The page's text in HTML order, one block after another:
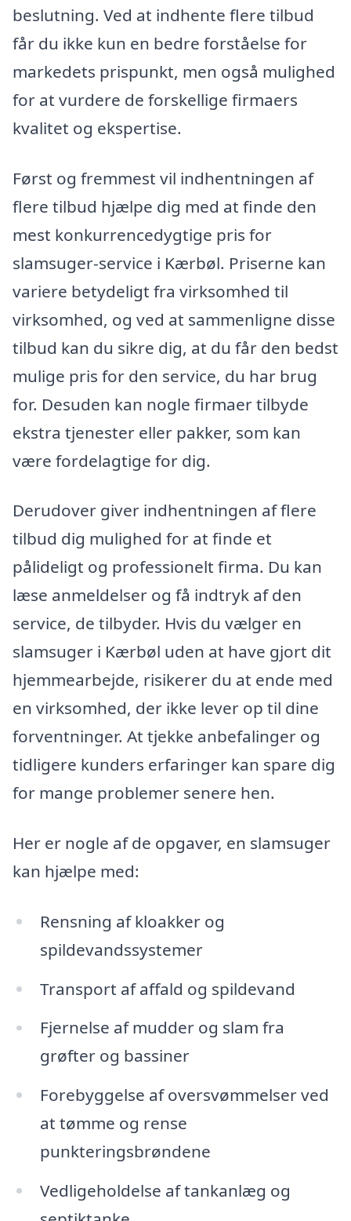
beslutning. Ved at indhente flere tilbud
får du ikke kun en bedre forståelse for
markedets prispunkt, men også mulighed
for at vurdere de forskellige firmaers
kvalitet og ekspertise.
Først og fremmest vil indhentningen af
flere tilbud hjælpe dig med at finde den
mest konkurrencedygtige pris for
slamsuger-service i Kærbøl. Priserne kan
variere betydeligt fra virksomhed til
virksomhed, og ved at sammenligne disse
tilbud kan du sikre dig, at du får den bedst
mulige pris for den service, du har brug
for. Desuden kan nogle firmaer tilbyde
ekstra tjenester eller pakker, som kan
være fordelagtige for dig.
Derudover giver indhentningen af flere
tilbud dig mulighed for at finde et
pålideligt og professionelt firma. Du kan
læse anmeldelser og få indtryk af den
service, de tilbyder. Hvis du vælger en
slamsuger i Kærbøl uden at have gjort dit
hjemmearbejde, risikerer du at ende med
en virksomhed, der ikke lever op til dine
forventninger. At tjekke anbefalinger og
tidligere kunders erfaringer kan spare dig
for mange problemer senere hen.
Her er nogle af de opgaver, en slamsuger
kan hjælpe med:
Rensning af kloakker og
spildevandssystemer
Transport af affald og spildevand
Fjernelse af mudder og slam fra
grøfter og bassiner
Forebyggelse af oversvømmelser ved
at tømme og rense
punkteringsbrøndene
Vedligeholdelse af tankanlæg og